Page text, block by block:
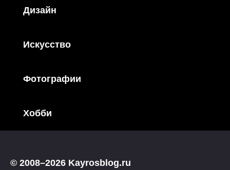
Дизайн
Искусство
Фотографии
Хобби
© 2008–2026 Kayrosblog.ru